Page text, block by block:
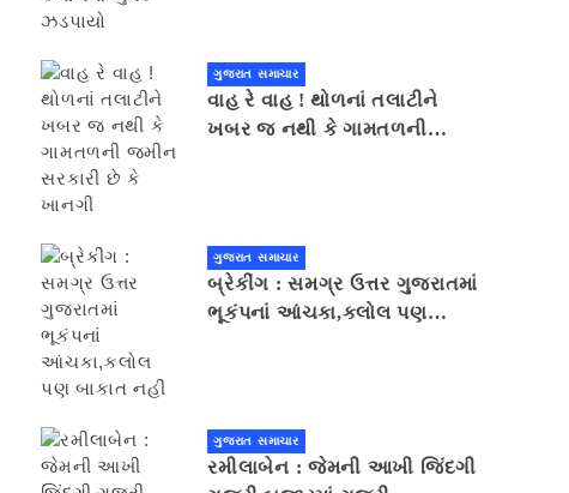
ગુજરાત સમાચાર
વાહ રે વાહ ! થોળનાં તલાટીને
ખબર જ નથી કે ગામતળની
ગુજરાત સમાચાર
બ્રેકીંગ : સમગ્ર ઉત્તર ગુજરાતમાં
ભૂકંપનાં આંચકા,કલોલ પણ
ગુજરાત સમાચાર
રમીલાબેન : જેમની આખી જિંદગી